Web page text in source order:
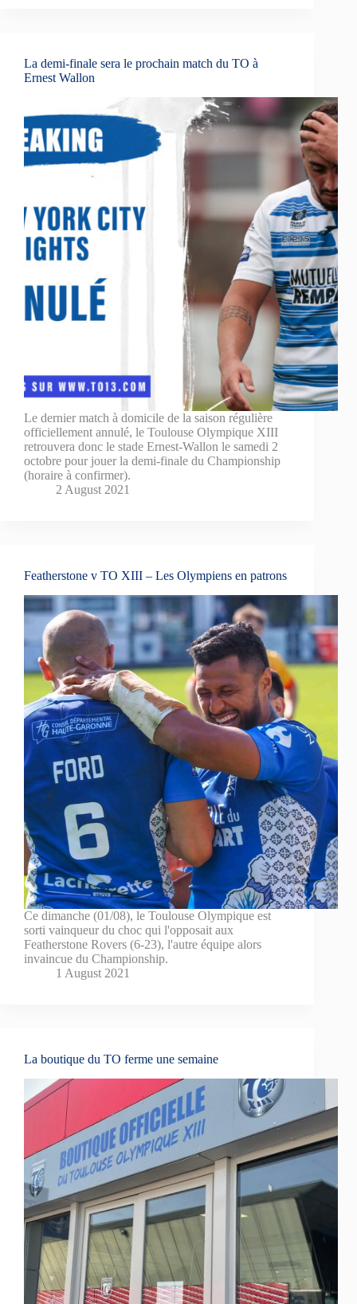
La demi-finale sera le prochain match du TO à
Ernest Wallon
Le dernier match à domicile de la saison régulière
officiellement annulé, le Toulouse Olympique XIII
retrouvera donc le stade Ernest-Wallon le samedi 2
octobre pour jouer la demi-finale du Championship
(horaire à confirmer).
2 August 2021
Featherstone v TO XIII – Les Olympiens en patrons
Ce dimanche (01/08), le Toulouse Olympique est
sorti vainqueur du choc qui l'opposait aux
Featherstone Rovers (6-23), l'autre équipe alors
invaincue du Championship.
1 August 2021
La boutique du TO ferme une semaine